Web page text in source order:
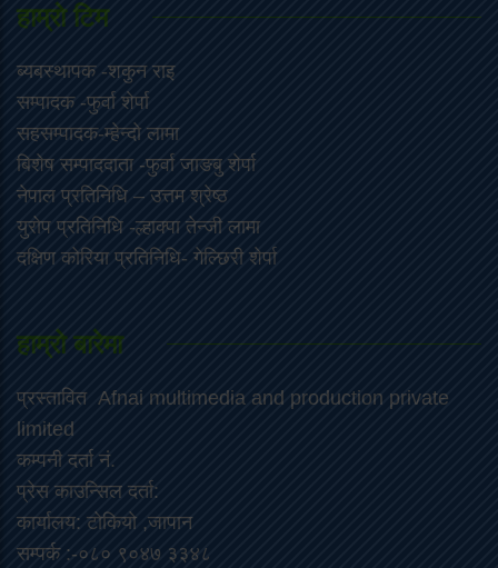
हाम्राे टिम
ब्यबस्थापक -शकुन राइ
सम्पादक -फुर्वा शेर्पा
सहसम्पादक-म्हेन्दो लामा
‍बिशेष सम्पाददाता -फुर्वा जा‌ङबु शेर्पा
नेपाल प्रतिनिधि – उत्तम श्रेष्ठ
युरोप प्रतिनिधि -ल्हाक्पा तेन्जी लामा
दक्षिण कोरिया प्रतिनिधि- गेल्छिरी शेर्पा
हाम्रो बारेमा
प्रस्तावित Afnai multimedia and production private
limited
कम्पनी दर्ता नं.
प्रेस काउन्सिल दर्ता:
कार्यालय: टोकियो ,जापान
सम्पर्क :-०८० ९०४७ ३३४८